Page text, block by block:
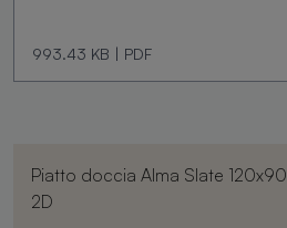
993.43 KB | PDF
Piatto doccia Alma Slate 120x90
2D